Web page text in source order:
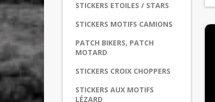
STICKERS ETOILES / STARS
STICKERS MOTIFS CAMIONS
PATCH BIKERS, PATCH
MOTARD
STICKERS CROIX CHOPPERS
STICKERS AUX MOTIFS
LÉZARD